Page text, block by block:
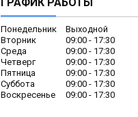
Понедельник
Выходной
Вторник
09:00
17:30
Среда
09:00
17:30
Четверг
09:00
17:30
Пятница
09:00
17:30
Суббота
09:00
17:30
Воскресенье
09:00 17:30